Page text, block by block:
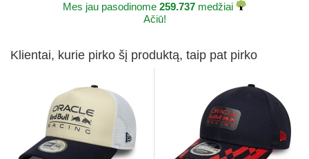
Mes jau pasodinome 259.737 medžiai
Ačiū!
Klientai, kurie pirko šį produktą, taip pat pirko